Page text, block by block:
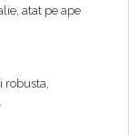
atat pe ape
robusta,